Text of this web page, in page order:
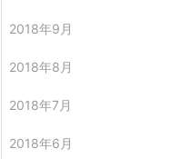
2018年9月
2018年8月
2018年7月
2018年6月